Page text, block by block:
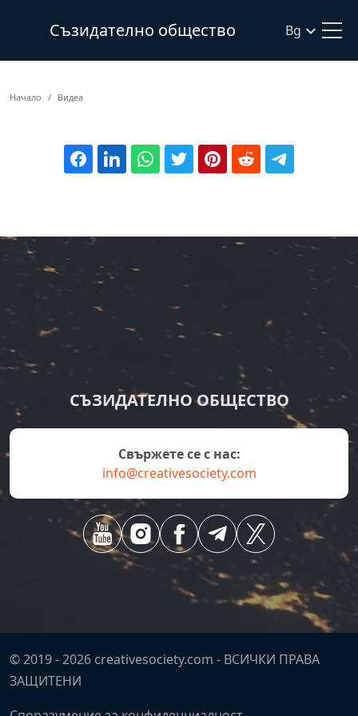
Съзидателно общество Bg
Начало Видеа
СЪЗИДАТЕЛНО ОБЩЕСТВО
Свържете се с нас:
info@creativesociety.com
© 2019 -2026 creativesociety.com - ВСИЧКИ ПРАВА
ЗАЩИТЕНИ